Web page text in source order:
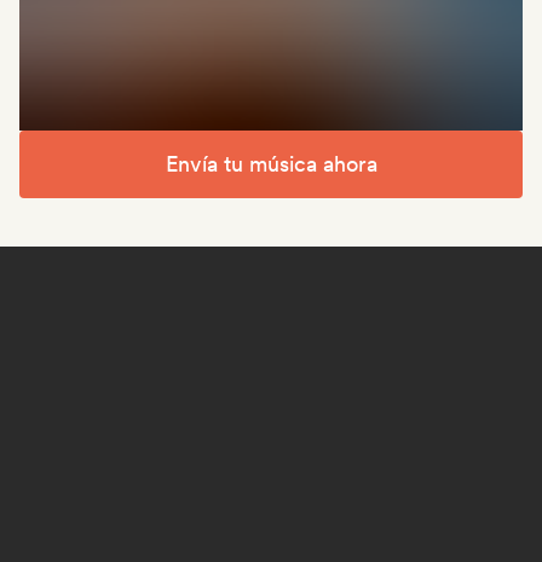
Envía tu música ahora